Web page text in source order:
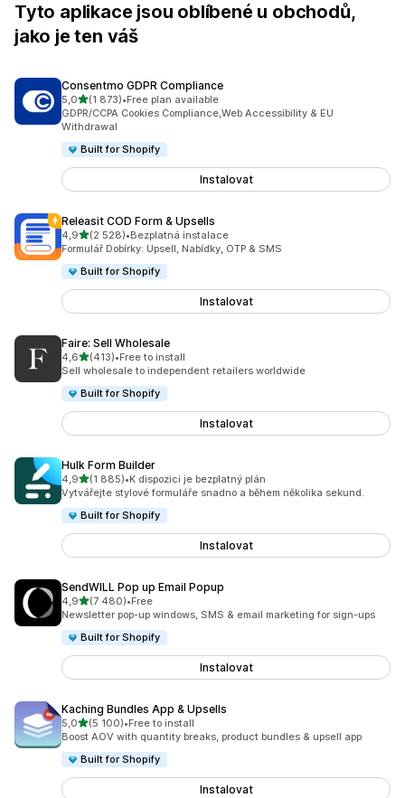
Tyto aplikace jsou oblíbené u obchodů,
jako je ten váš
Consentmo GDPR Compliance
5,0z 5 hvězd
(1 873)
Celkový počet recenzí: 1873
•Free plan available
GDPR/CCPA Cookies Compliance,Web Accessibility & EU
Withdrawal
Built for Shopify
Instalovat
Releasit COD Form & Upsells
4,9z 5 hvězd
(2 528)
Celkový počet recenzí: 2528
•Bezplatná instalace
Formulář Dobírky: Upsell, Nabídky, OTP & SMS
Built for Shopify
Instalovat
Faire: Sell Wholesale
4,6z 5 hvězd
(413)
Celkový počet recenzí: 413
•Free to install
Sell wholesale to independent retailers worldwide
Built for Shopify
Instalovat
Hulk Form Builder
4,9z 5 hvězd
(1 885)
Celkový počet recenzí: 1885
•K dispozici je bezplatný plán
Vytvářejte stylové formuláře snadno a během několika sekund.
Built for Shopify
Instalovat
SendWILL Pop up Email Popup
4,9z 5 hvězd
(7 480)
Celkový počet recenzí: 7480
•Free
Newsletter pop-up windows, SMS & email marketing for sign-ups
Built for Shopify
Instalovat
Kaching Bundles App & Upsells
5,0z 5 hvězd
(5 100)
Celkový počet recenzí: 5100
•Free to install
Boost AOV with quantity breaks, product bundles & upsell app
Built for Shopify
Instalovat